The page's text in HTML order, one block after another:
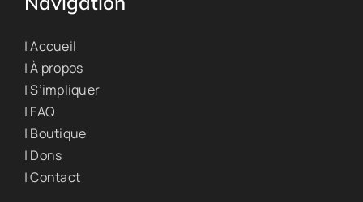
| Accueil
| À propos
| S’impliquer
| FAQ
| Boutique
| Dons
| Contact